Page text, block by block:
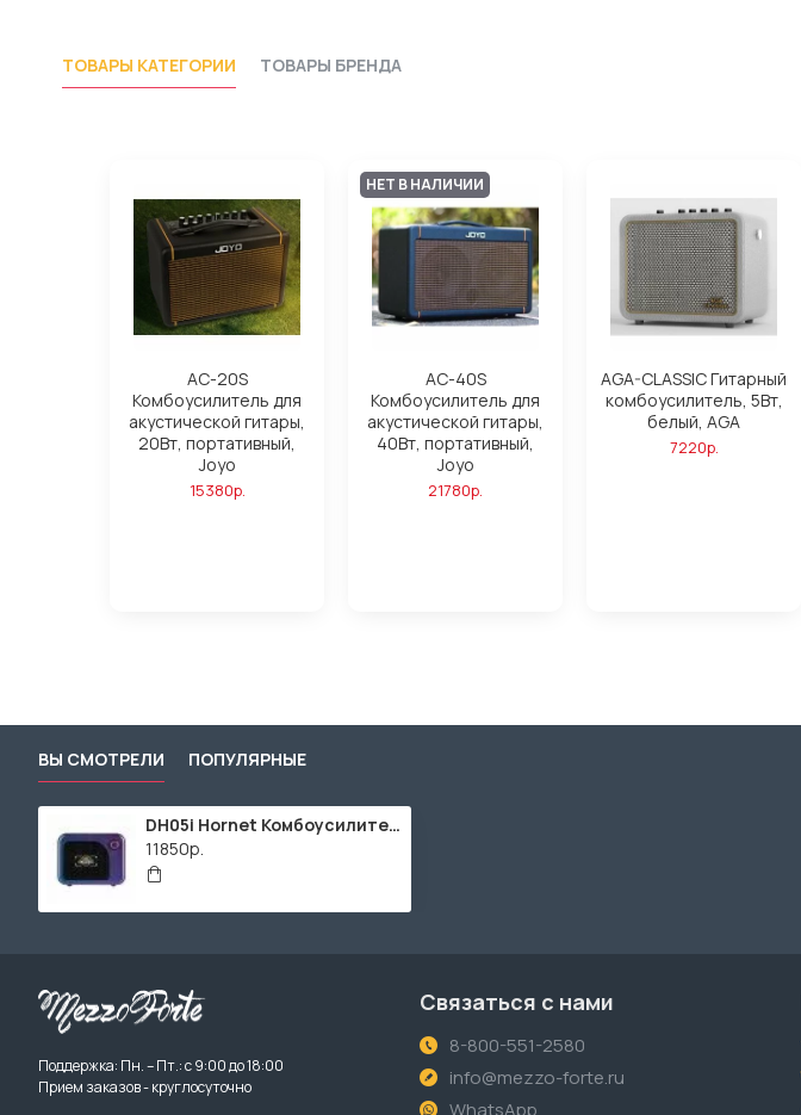
ТОВАРЫ КАТЕГОРИИ ТОВАРЫ БРЕНДА
AC-20S
Комбоусилитель для
акустической гитары,
20Вт, портативный,
Joyo
15380р.
НЕТ В НАЛИЧИИ
AC-40S
Комбоусилитель для
акустической гитары,
40Вт, портативный,
Joyo
21780р.
AGA-CLASSIC Гитарный
комбоусилитель, 5Вт,
белый, AGA
7220р.
ВЫ СМОТРЕЛИ ПОПУЛЯРНЫЕ
DH05i Hornet Комбоусилитель, 5Вт, портативный, Mooer
11850р.
Поддержка: Пн. – Пт.: с 9:00 до 18:00
Прием заказов - круглосуточно
Связаться с нами
8-800-551-2580
info@mezzo-forte.ru
WhatsApp